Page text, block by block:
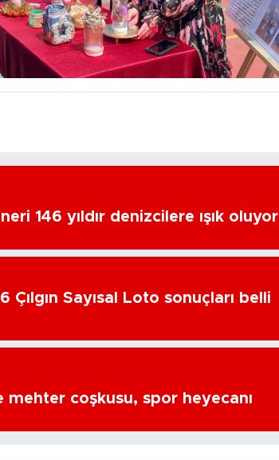
146 yıldır denizcilere ışık oluyor
Çılgın Sayısal Loto sonuçları belli
mehter coşkusu, spor heyecanı